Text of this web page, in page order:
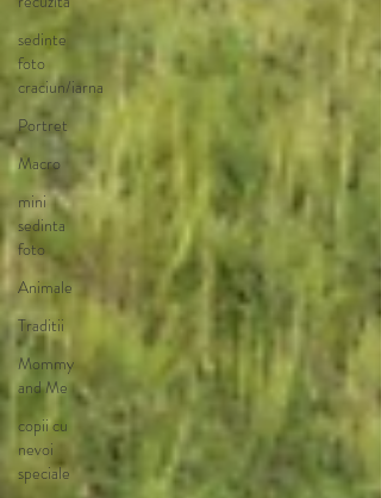
sedinte
foto
craciun/iarna
Portret
Macro
mini
sedinta
foto
Animale
Traditii
Mommy
and Me
copii cu
nevoi
speciale